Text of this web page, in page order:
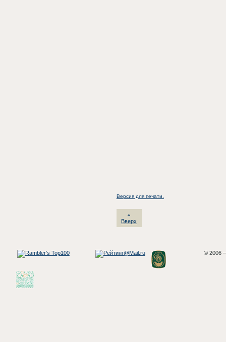
Версия для печати.
Вверх
© 2006